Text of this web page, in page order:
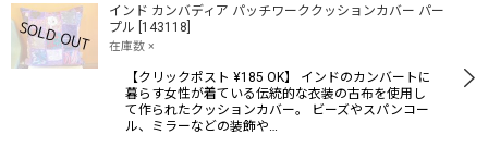
インド カンバディア パッチワーククッションカバー パー
プル 143118
在庫数 ×
【クリックポスト ¥185 OK】 インドのカンバートに
暮らす女性が着ている伝統的な衣装の古布を使用し
て作られたクッションカバー。 ビーズやスパンコー
ル、ミラーなどの装飾や…